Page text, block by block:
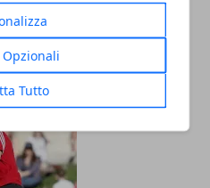
Tutto
THOMAS RITORNA